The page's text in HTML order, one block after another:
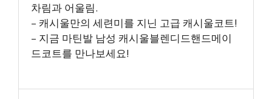
차림과 어울림.
– 캐시울만의 세련미를 지닌 고급 캐시울코트!
– 지금 마틴발 남성 캐시울블렌디드핸드메이
드코트를 만나보세요!